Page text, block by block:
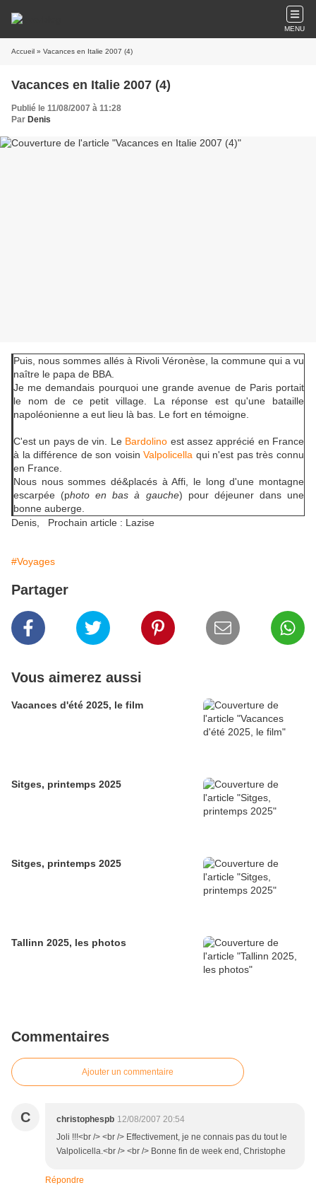
MENU
Accueil » Vacances en Italie 2007 (4)
Vacances en Italie 2007 (4)
Publié le 11/08/2007 à 11:28
Par Denis
Puis, nous sommes allés à Rivoli Véronèse, la commune qui a vu
naître le papa de BBA.
Je me demandais pourquoi une grande avenue de Paris portait
le nom de ce petit village. La réponse est qu'une bataille
napoléonienne a eut lieu là bas. Le fort en témoigne.
C'est un pays de vin. Le Bardolino est assez apprécié en France
à la différence de son voisinValpolicella qui n'est pas très connu
en France.
Nous nous sommes dé&placés à Affi, le long d'une montagne
escarpée (photo en bas à gauche) pour déjeuner dans une
bonne auberge.
Denis, Prochain article : Lazise
#Voyages
Partager
Vous aimerez aussi
Vacances d'été 2025, le film
Sitges, printemps 2025
Sitges, printemps 2025
Tallinn 2025, les photos
Commentaires
Ajouter un commentaire
C christophespb 12/08/2007 20:54
Joli !!!<br /> <br /> Effectivement, je ne connais pas du tout le
Valpolicella.<br /> <br /> Bonne fin de week end, Christophe
Répondre